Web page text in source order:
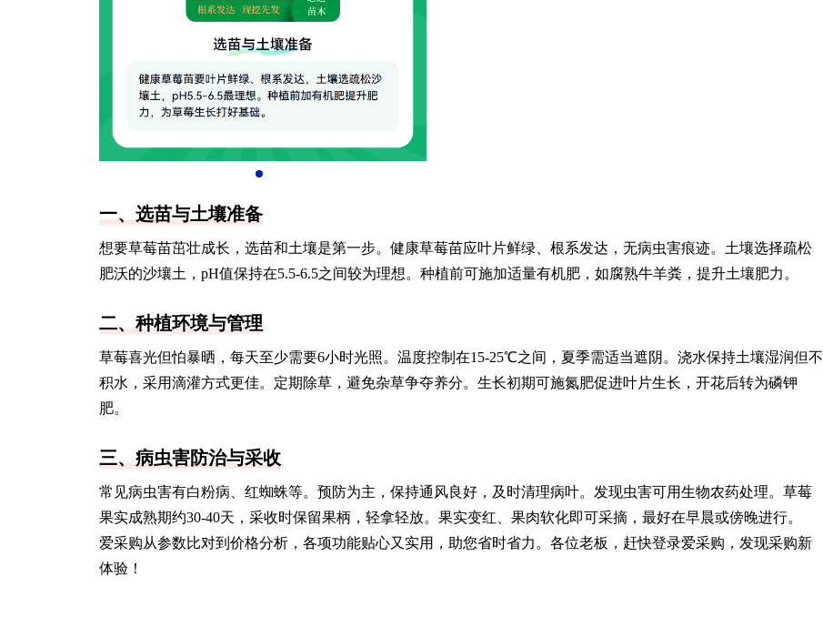
一、选苗与土壤准备
想要草莓苗茁壮成长，选苗和土壤是第一步。健康草莓苗应叶片鲜绿、根系发达，无病虫害痕迹。土壤选择疏松
肥沃的沙壤土，pH值保持在5.5-6.5之间较为理想。种植前可施加适量有机肥，如腐熟牛羊粪，提升土壤肥力。
二、种植环境与管理
草莓喜光但怕暴晒，每天至少需要6小时光照。温度控制在15-25℃之间，夏季需适当遮阴。浇水保持土壤湿润但不
积水，采用滴灌方式更佳。定期除草，避免杂草争夺养分。生长初期可施氮肥促进叶片生长，开花后转为磷钾
肥。
三、病虫害防治与采收
常见病虫害有白粉病、红蜘蛛等。预防为主，保持通风良好，及时清理病叶。发现虫害可用生物农药处理。草莓
果实成熟期约30-40天，采收时保留果柄，轻拿轻放。果实变红、果肉软化即可采摘，最好在早晨或傍晚进行。
爱采购从参数比对到价格分析，各项功能贴心又实用，助您省时省力。各位老板，赶快登录爱采购，发现采购新
体验！